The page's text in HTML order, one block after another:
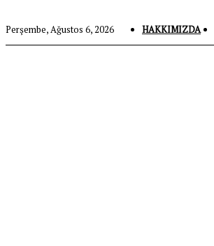
Perşembe, Ağustos 6, 2026 HAKKIMIZDA